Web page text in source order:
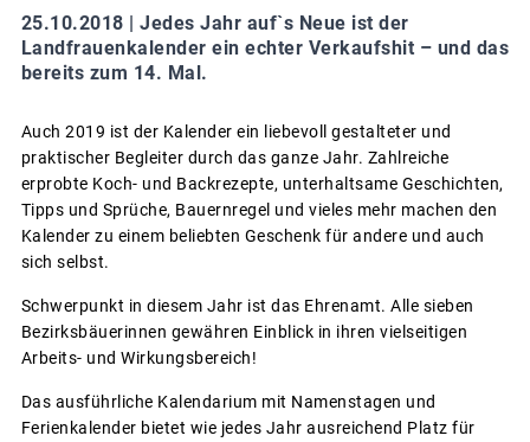
25.10.2018 | Jedes Jahr auf`s Neue ist der
Landfrauenkalender ein echter Verkaufshit – und das
bereits zum 14. Mal.
Auch 2019 ist der Kalender ein liebevoll gestalteter und
praktischer Begleiter durch das ganze Jahr. Zahlreiche
erprobte Koch- und Backrezepte, unterhaltsame Geschichten,
Tipps und Sprüche, Bauernregel und vieles mehr machen den
Kalender zu einem beliebten Geschenk für andere und auch
sich selbst.
Schwerpunkt in diesem Jahr ist das Ehrenamt. Alle sieben
Bezirksbäuerinnen gewähren Einblick in ihren vielseitigen
Arbeits- und Wirkungsbereich!
Das ausführliche Kalendarium mit Namenstagen und
Ferienkalender bietet wie jedes Jahr ausreichend Platz für